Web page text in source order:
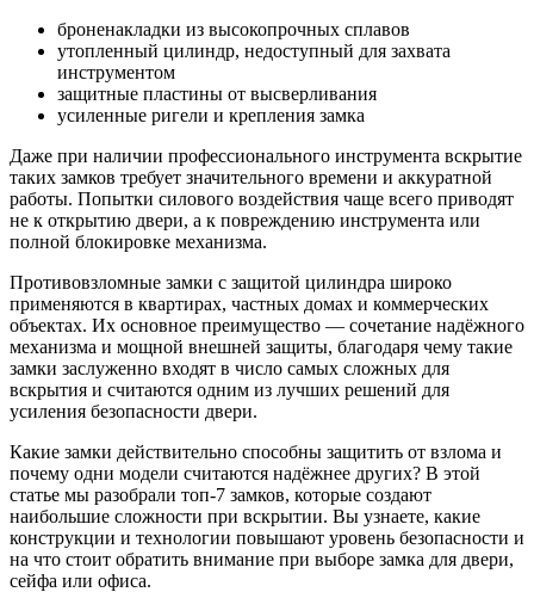
броненакладки из высокопрочных сплавов
утопленный цилиндр, недоступный для захвата
инструментом
защитные пластины от высверливания
усиленные ригели и крепления замка
Даже при наличии профессионального инструмента вскрытие
таких замков требует значительного времени и аккуратной
работы. Попытки силового воздействия чаще всего приводят
не к открытию двери, а к повреждению инструмента или
полной блокировке механизма.
Противовзломные замки с защитой цилиндра широко
применяются в квартирах, частных домах и коммерческих
объектах. Их основное преимущество — сочетание надёжного
механизма и мощной внешней защиты, благодаря чему такие
замки заслуженно входят в число самых сложных для
вскрытия и считаются одним из лучших решений для
усиления безопасности двери.
Какие замки действительно способны защитить от взлома и
почему одни модели считаются надёжнее других? В этой
статье мы разобрали топ-7 замков, которые создают
наибольшие сложности при вскрытии. Вы узнаете, какие
конструкции и технологии повышают уровень безопасности и
на что стоит обратить внимание при выборе замка для двери,
сейфа или офиса.